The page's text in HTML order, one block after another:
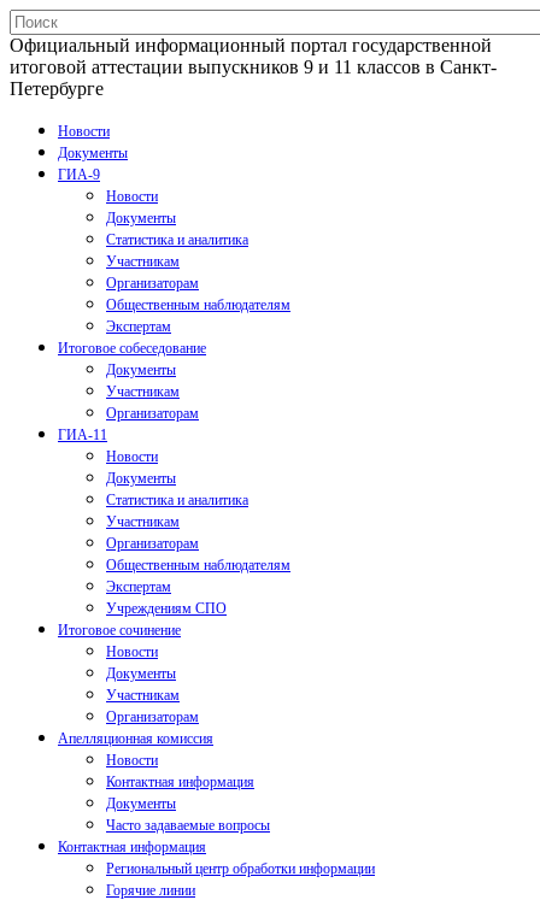
Официальный информационный портал государственной
итоговой аттестации выпускников 9 и 11 классов в Санкт-
Петербурге
Новости
Документы
ГИА-9
Новости
Документы
Статистика и аналитика
Участникам
Организаторам
Общественным наблюдателям
Экспертам
Итоговое собеседование
Документы
Участникам
Организаторам
ГИА-11
Новости
Документы
Статистика и аналитика
Участникам
Организаторам
Общественным наблюдателям
Экспертам
Учреждениям СПО
Итоговое сочинение
Новости
Документы
Участникам
Организаторам
Апелляционная комиссия
Новости
Контактная информация
Документы
Часто задаваемые вопросы
Контактная информация
Региональный центр обработки информации
Горячие линии